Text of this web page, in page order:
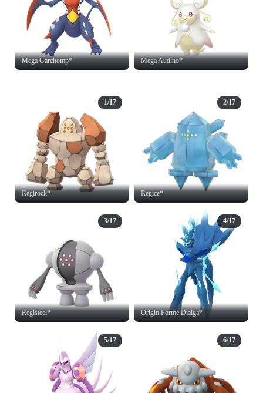
Mega Garchomp* Mega Audino*
Regirock*
1/17
Regice*
2/17
Registeel*
3/17
Origin Forme Dialga*
4/17
5/17 6/17